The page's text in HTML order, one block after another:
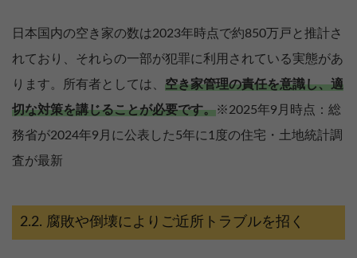
日本国内の空き家の数は2023年時点で約850万戸と推計さ
れており、それらの一部が犯罪に利用されている実態があ
ります。所有者としては、 空き家管理の責任を意識し、適
切な対策を講じることが必要です。※2025年9月時点：総
務省が2024年9月に公表した5年に1度の住宅・土地統計調
査が最新
腐敗や倒壊によりご近所トラブルを招く